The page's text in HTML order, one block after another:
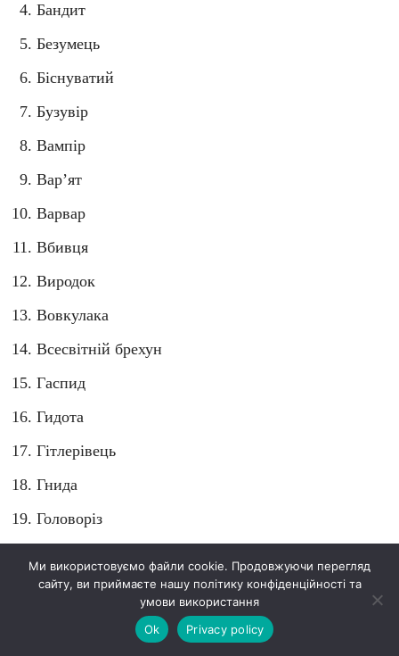
Бандит
Безумець
Біснуватий
Бузувір
Вампір
Вар’ят
Варвар
Вбивця
Виродок
Вовкулака
Всесвітній брехун
Гаспид
Гидота
Гітлерівець
Гнида
Головоріз
Дебіл
Ми використовуємо файли cookie. Продовжуючи перегляд
сайту, ви приймаєте нашу політику конфіденційності та
умови використання
Ok
Privacy policy